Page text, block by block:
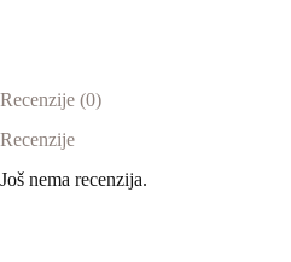
Recenzije (0)
Recenzije
Još nema recenzija.